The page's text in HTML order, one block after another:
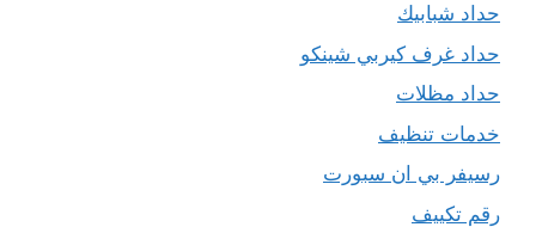
حداد شبابيك
حداد غرف كيربي شينكو
حداد مظلات
خدمات تنظيف
رسيفر بي ان سبورت
رقم تكييف